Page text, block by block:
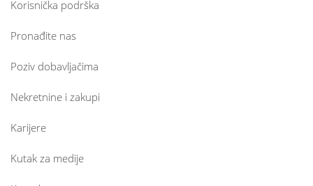
Korisnička podrška
Pronađite nas
Poziv dobavljačima
Nekretnine i zakupi
Karijere
Kutak za medije